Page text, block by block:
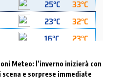
Meteo: l’inverno inizierà con
scena e sorprese immediate